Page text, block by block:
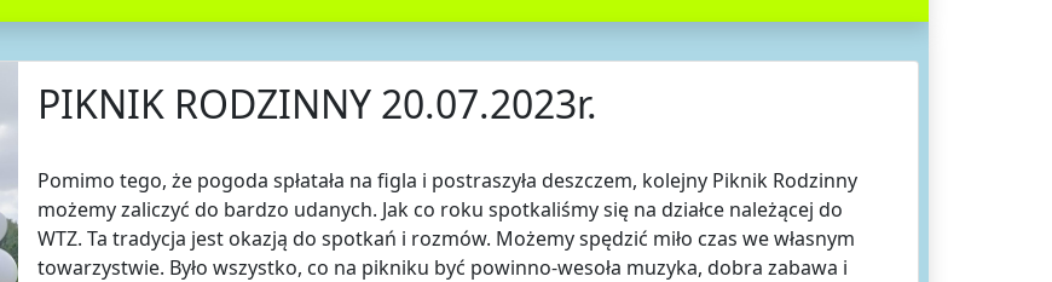
PIKNIK RODZINNY 20.07.2023r.
Pomimo tego, że pogoda spłatała na figla i postraszyła deszczem, kolejny Piknik Rodzinny
możemy zaliczyć do bardzo udanych. Jak co roku spotkaliśmy się na działce należącej do
WTZ. Ta tradycja jest okazją do spotkań i rozmów. Możemy spędzić miło czas we własnym
towarzystwie. Było wszystko, co na pikniku być powinno-wesoła muzyka, dobra zabawa i